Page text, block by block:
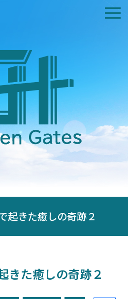
交通アクセス
礼拝時間
証集
起きた癒しの奇跡２
きた癒しの奇跡２